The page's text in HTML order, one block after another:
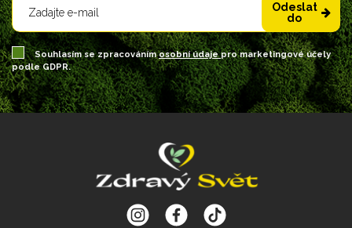
Odeslat
do
Souhlasím se zpracovánímosobní údajepro marketingové účely
podle GDPR.